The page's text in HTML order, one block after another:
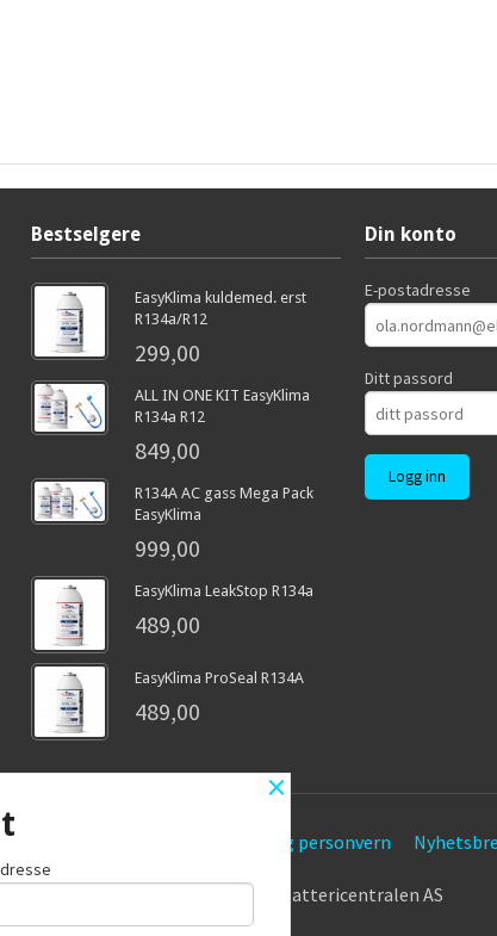
Bestselgere
EasyKlima kuldemed. erst
R134a/R12
299,00
ALL IN ONE KIT EasyKlima
R134a R12
849,00
R134A AC gass Mega Pack
EasyKlima
999,00
EasyKlima LeakStop R134a
489,00
EasyKlima ProSeal R134A
489,00
Din konto
E-postadresse
Ditt passord
Sikkerhet og personvern
© Battericentralen AS
×